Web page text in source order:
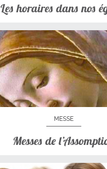
Les horaires dans nos
MESSE
Messes de